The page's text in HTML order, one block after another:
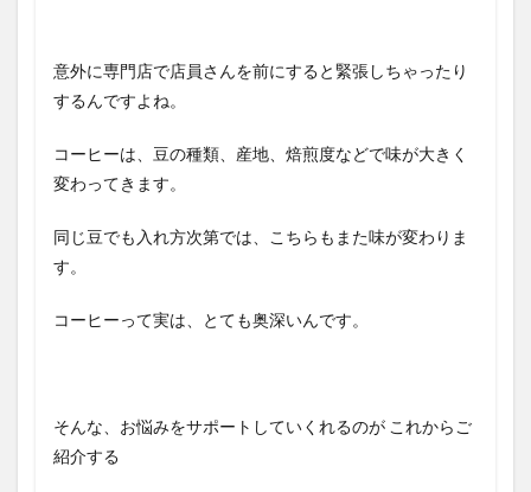
意外に専門店で店員さんを前にすると緊張しちゃったり
するんですよね。
コーヒーは、豆の種類、産地、焙煎度などで味が大きく
変わってきます。
同じ豆でも入れ方次第では、こちらもまた味が変わりま
す。
コーヒーって実は、とても奥深いんです。
そんな、お悩みをサポートしていくれるのが これからご
紹介する